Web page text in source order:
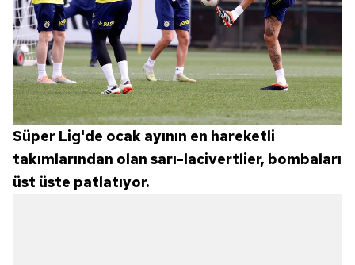
Süper Lig'de ocak ayının en hareketli
takımlarından olan sarı-lacivertlier, bombaları
üst üste patlatıyor.